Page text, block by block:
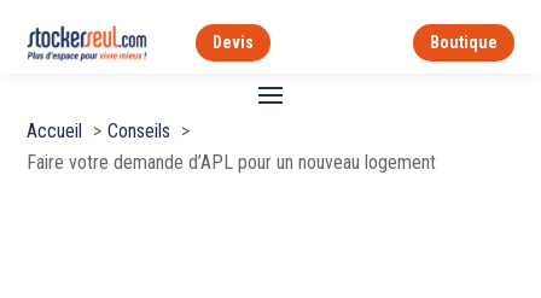
Devis Boutique
Accueil
Conseils
Faire votre demande d’APL pour un nouveau logement